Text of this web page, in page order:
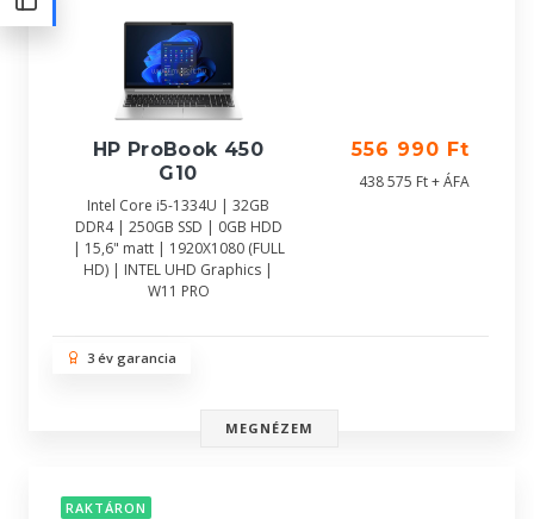
HP ProBook 450
G10
Intel Core i5-1334U | 32GB
DDR4 | 250GB SSD | 0GB HDD
| 15,6" matt | 1920X1080 (FULL
HD) | INTEL UHD Graphics |
W11 PRO
556 990 Ft
438 575 Ft + ÁFA
3 év garancia
MEGNÉZEM
RAKTÁRON